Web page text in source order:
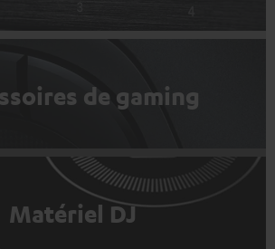
de gaming
Matériel DJ